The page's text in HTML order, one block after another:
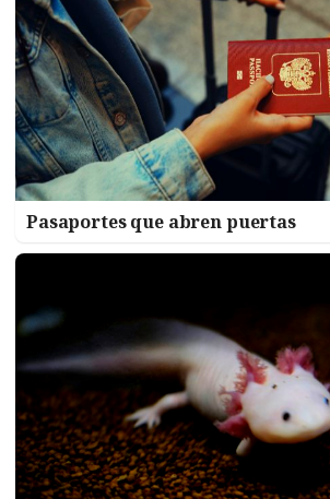
Pasaportes que abren puertas